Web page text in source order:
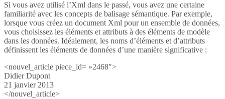
Si vous avez utilisé l’Xml dans le passé, vous avez une certaine
familiarité avec les concepts de balisage sémantique. Par exemple,
lorsque vous créez un document Xml pour un ensemble de données,
vous choisissez les éléments et attributs à des éléments de modèle
dans les données. Idéalement, les noms d’éléments et d’attributs
définissent les éléments de données d’une manière significative :
<nouvel_article piece_id= »2468″>
Didier Dupont
21 janvier 2013
</nouvel_article>